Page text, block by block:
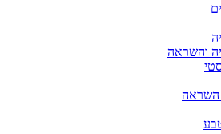
והשראה
השראה